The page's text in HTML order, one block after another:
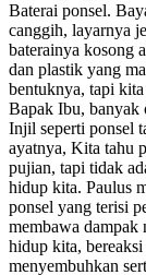
Baterai ponsel.
canggih, layarnya
baterainya kosong
dan plastik yang
bentuknya, tapi
Bapak Ibu, banyak
Injil seperti ponsel
ayatnya, Kita tahu
pujian, tapi tidak
hidup kita. Paulus
ponsel yang terisi
membawa dampak
hidup kita,
menyembuhkan